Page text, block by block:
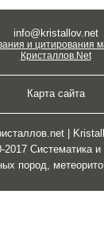
info@kristallov.net
и цитирования
Кристаллов.Net
Карта сайта
|
2017 Систематика
пород,